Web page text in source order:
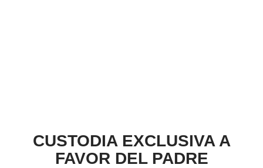
CUSTODIA EXCLUSIVA A
FAVOR DEL PADRE